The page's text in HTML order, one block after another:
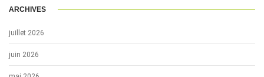
ARCHIVES
juillet 2026
juin 2026